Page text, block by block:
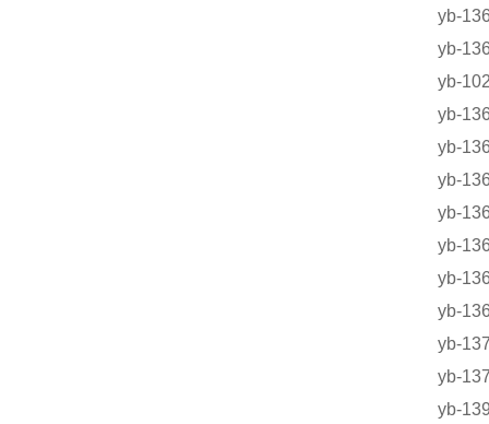
yb-
yb-
yb-
yb-
yb-
yb-
yb-
yb-
yb-
yb-
yb-
yb-
yb-